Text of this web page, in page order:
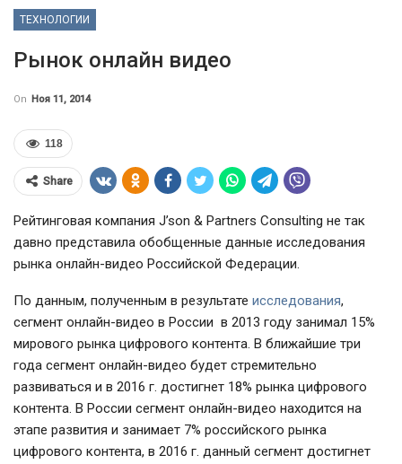
ТЕХНОЛОГИИ
Рынок онлайн видео
On Ноя 11, 2014
118
Share
Рейтинговая компания J’son & Partners Consulting не так
давно представила обобщенные данные исследования
рынка онлайн-видео Российской Федерации.
По данным, полученным в результате исследования,
сегмент онлайн-видео в России в 2013 году занимал 15%
мирового рынка цифрового контента. В ближайшие три
года сегмент онлайн-видео будет стремительно
развиваться и в 2016 г. достигнет 18% рынка цифрового
контента. В России сегмент онлайн-видео находится на
этапе развития и занимает 7% российского рынка
цифрового контента, в 2016 г. данный сегмент достигнет